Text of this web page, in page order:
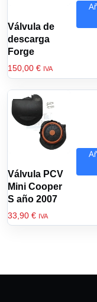
Válvula de
descarga
Forge
150,00 € IVA
Válvula PCV
Mini Cooper
S año 2007
33,90 € IVA